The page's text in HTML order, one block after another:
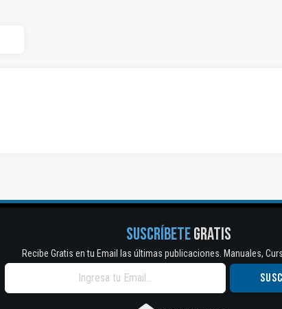
SUSCRÍBETEGRATIS
Recibe Gratis en tu Email las últimas publicaciones. Manuales,